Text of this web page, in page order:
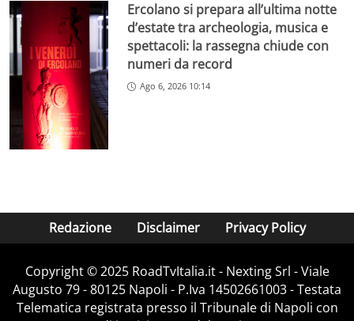
Ercolano si prepara all’ultima notte
d’estate tra archeologia, musica e
spettacoli: la rassegna chiude con
numeri da record
Ago 6, 2026 10:14
Redazione Disclaimer Privacy Policy
Copyright ©️ 2025 RoadTvItalia.it - Nexting Srl - Viale
Augusto 79 - 80125 Napoli - P.Iva 14502661003 - Testata
Telematica registrata presso il Tribunale di Napoli con